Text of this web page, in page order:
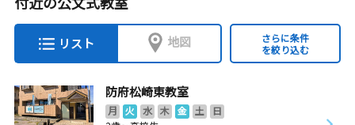
リスト 地図
さらに条件
を絞り込む
防府松崎東教室
月 火 水 木 金 土
日